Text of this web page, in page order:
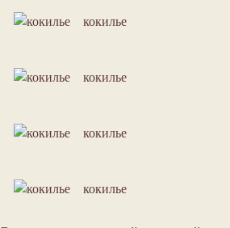
кокилье
кокилье
кокилье
кокилье